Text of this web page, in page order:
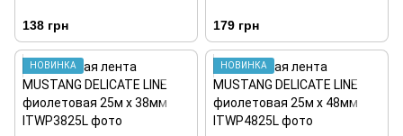
138 грн 179 грн
НОВИНКА НОВИНКА